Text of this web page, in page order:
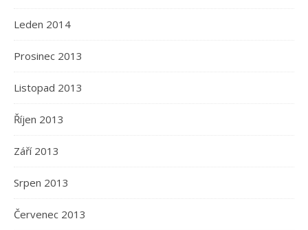
Leden 2014
Prosinec 2013
Listopad 2013
Říjen 2013
Září 2013
Srpen 2013
Červenec 2013